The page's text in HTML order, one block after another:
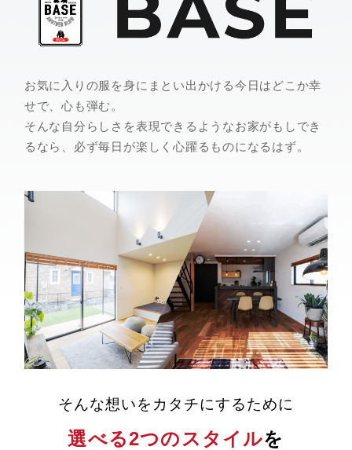
お気に入りの服を身にまとい出かける今日はどこか幸
せで、心も弾む。
そんな自分らしさを表現できるようなお家がもしでき
るなら、必ず毎日が楽しく心躍るものになるはず。
そんな想いをカタチにするために
選べる2つのスタイルを